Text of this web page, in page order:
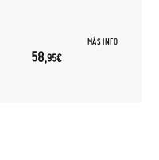
MÁS INFO
58,95€